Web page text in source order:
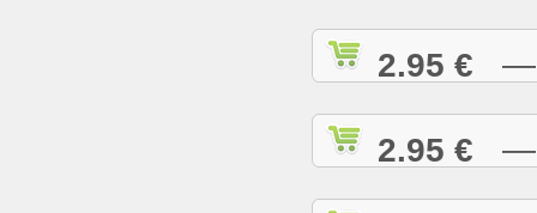
2.95 € —
2.95 € —